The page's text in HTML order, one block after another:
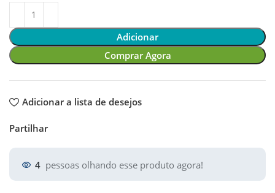
Adicionar
Comprar Agora
Adicionar a lista de desejos
Partilhar
4 pessoas olhando esse produto agora!